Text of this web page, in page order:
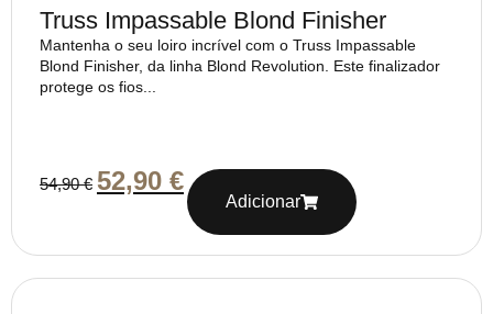
Truss Impassable Blond Finisher
Mantenha o seu loiro incrível com o Truss Impassable
Blond Finisher, da linha Blond Revolution. Este finalizador
protege os fios...
54,90€ 52,90 €
Adicionar